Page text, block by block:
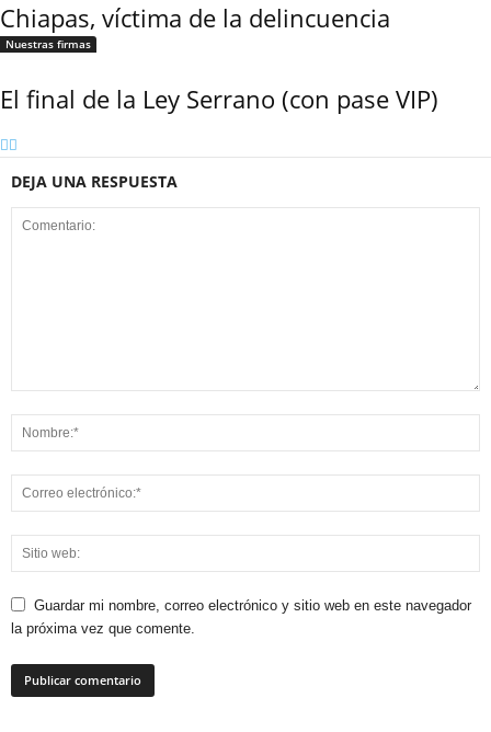
Chiapas, víctima de la delincuencia
Nuestras firmas
El final de la Ley Serrano (con pase VIP)
DEJA UNA RESPUESTA
Guardar mi nombre, correo electrónico y sitio web en este navegador
la próxima vez que comente.